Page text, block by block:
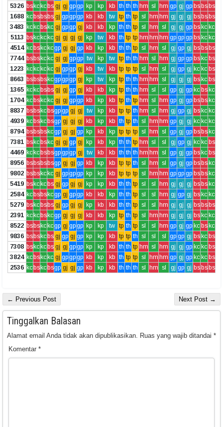
5326 bs kc kc bs gj gj gpgp kp kp kb th th th hm sl hm gp gj gp bs bs bs
1688 kc bs bs bs gj gpgpgp kb kb tw tp th tp sl hm hm gj gj gj bs bs bs
3483 kc kc bs kc gj gpgp gj kb kb kp th th tp sl hm sl gj gj gp bs kc kc
5113 bs kc kc kc gj gj gj gj kp tw kb th tp tp hm hm hm gp gp gp bs kc kc
4514 kc bs kc kcgp gj gj gp kb kp kb th th tp sl hm sl gj gp gj bs bs bs
7744 bs bs kc kc gj gj gpgp tw kp tw tp th th hm sl hm gj gp gp bs kc bs
1223 kc kc kc kc gj gpgp gj kb tw kb tp tp tp sl hm sl gj gp gj kc kc bs
8663 bs bs bs kcgpgpgp gj kp tw kp tp th th hm hm sl gj gj gj bs kc bs
1365 kc kc bs bs gj gj gp gj kb kb kp tp th th hm sl sl gp gj gp kc bs kc
1704 kc bs kc kc gj gj gpgp kb kp kb tp th tp hm sl hm gp gj gp bs bs kc
8837 bs bs kc bsgpgp gj gj tw kp kb tp tp th hm sl hm gj gp gj bs kc kc
4939 kc bs kc bsgp gj gj gj kb kp kb th tp th sl hm hm gp gj gj kc kc kc
8794 bs bs bs kcgp gj gj gp kp kb kp tp tp tp sl hm sl gp gj gp bs bs kc
7381 bs kc bs kc gj gj gp gj kp kb kp th th tp hm sl sl gj gp gj kc kc bs
4469 kc kc bs bsgpgpgp gj tw kb kb th th th hm hm sl gp gj gp bs kc bs
8956 bs bs bs bsgp gj gj gp kb kp kb tp tp th sl hm sl gp gj gp bs bs kc
9802 bs bs kc kc gj gpgpgp kp kp kb tp tp tp sl hm hm gp gp gp bs bs kc
5419 bs kc kc bs gj gp gj gj kp kp kb th th tp sl sl hm gj gj gj bs bs kc
2584 kc bs bs kcgp gj gpgp kb kb kp th th tp sl sl hm gj gp gj bs kc kc
5279 bs kc bs bs gj gp gj gj kp kb kb th th tp sl sl hm gj gj gj bs bs bs
2391 kc kc bs kcgp gj gj gj kb kb kp tp th tp sl hm hm gj gj gj bs kc kc
8522 bs bs kc kcgp gj gpgp kp kp tw tp th tp sl sl hm gp gj gp kc bs kc
9836 bs bs kc bs gj gp gj gp kp kp kb tp tp th sl sl sl gp gp gj bs kc bs
7308 bs kc kc bs gj gj gpgp kp kp kb th th tp hm sl hm gj gj gp kc kc bs
3824 kc bs kc kc gj gpgpgp kb kp kb th tp tp sl hm hm gp gj gp kc kc bs
2536 kc bs kc bsgp gj gj gp kb kp kb th th th sl hm sl gj gp gj bs bs bs
← Previous Post Next Post →
Tinggalkan Balasan
Alamat email Anda tidak akan dipublikasikan. Ruas yang wajib ditandai *
Komentar *